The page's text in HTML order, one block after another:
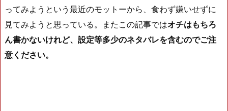
ってみようという最近のモットーから、食わず嫌いせずに
見てみようと思っている。またこの記事ではオチはもちろ
ん書かないけれど、設定等多少のネタバレを含むのでご注
意ください。